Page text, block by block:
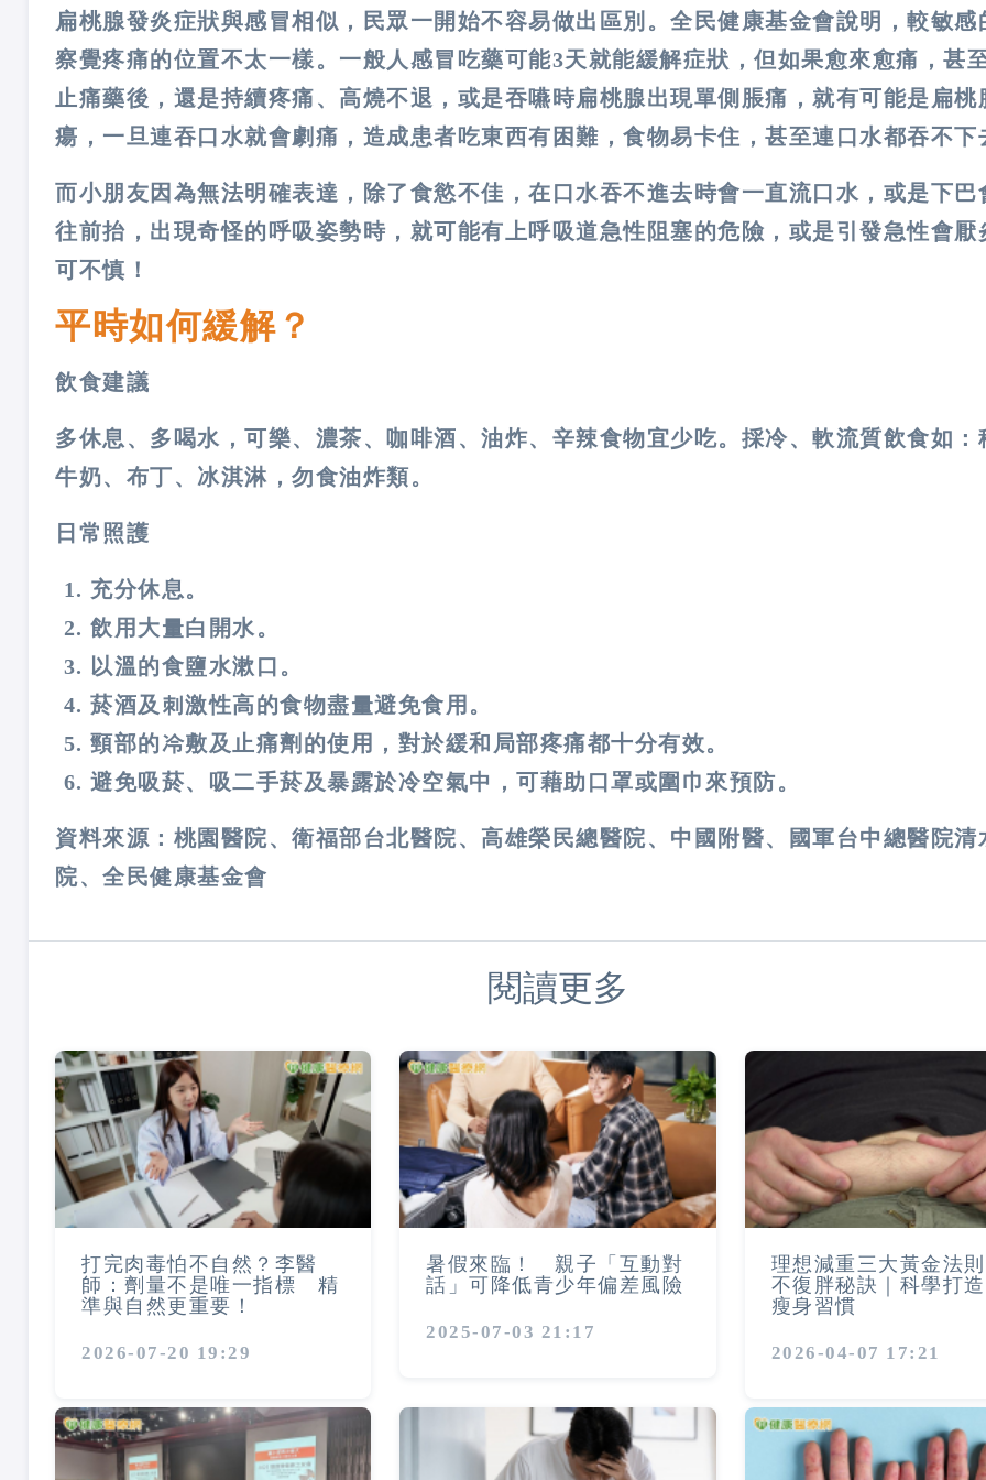
扁桃腺發炎症狀與感冒相似，民眾一開始不容易做出區別。全民健康基金會說明，較敏感
察覺疼痛的位置不太一樣。一般人感冒吃藥可能3天就能緩解症狀，但如果愈來愈痛，甚
止痛藥後，還是持續疼痛、高燒不退，或是吞嚥時扁桃腺出現單側脹痛，就有可能是扁桃
瘍，一旦連吞口水就會劇痛，造成患者吃東西有困難，食物易卡住，甚至連口水都吞不下
而小朋友因為無法明確表達，除了食慾不佳，在口水吞不進去時會一直流口水，或是下巴
往前抬，出現奇怪的呼吸姿勢時，就可能有上呼吸道急性阻塞的危險，或是引發急性會厭
可不慎！
平時如何緩解？
飲食建議
多休息、多喝水，可樂、濃茶、咖啡酒、油炸、辛辣食物宜少吃。採冷、軟流質飲食如：
牛奶、布丁、冰淇淋，勿食油炸類。
日常照護
充分休息。
飲用大量白開水。
以溫的食鹽水漱口。
菸酒及刺激性高的食物盡量避免食用。
頸部的冷敷及止痛劑的使用，對於緩和局部疼痛都十分有效。
避免吸菸、吸二手菸及暴露於冷空氣中，可藉助口罩或圍巾來預防。
資料來源：桃園醫院、衛福部台北醫院、高雄榮民總醫院、中國附醫、國軍台中總醫院清
院、全民健康基金會
閱讀更多
打完肉毒怕不自然？李醫
師：劑量不是唯一指標 精
準與自然更重要！
2026-07-20 19:29
暑假來臨！ 親子「互動對
話」可降低青少年偏差風險
2025-07-03 21:17
理想減重三大黃金法
不復胖秘訣｜科學打
瘦身習慣
2026-04-07 17:21